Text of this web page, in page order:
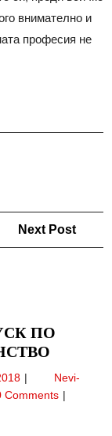
внимателно и
професия не
Next Post
ПО
ОТПУСК
ПО
07.06.2018
Nevi-
Comments